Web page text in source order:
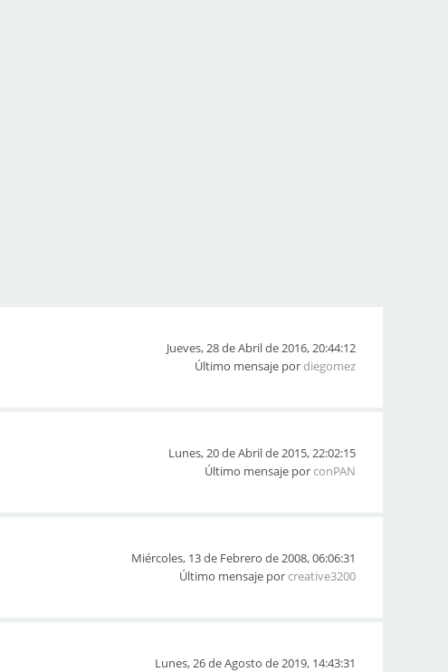
Jueves, 28 de Abril de 2016, 20:44:12
Último mensaje pordiegomez
Lunes, 20 de Abril de 2015, 22:02:15
Último mensaje porconPAN
Miércoles, 13 de Febrero de 2008, 06:06:31
Último mensaje porcreative3200
Lunes, 26 de Agosto de 2019, 14:43:31